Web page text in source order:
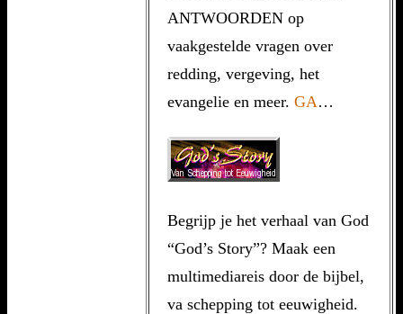
ANTWOORDEN op
vaakgestelde vragen over
redding, vergeving, het
evangelie en meer. GA …
Begrijp je het verhaal van God
“God’s Story”? Maak een
multimediareis door de bijbel,
va schepping tot eeuwigheid.